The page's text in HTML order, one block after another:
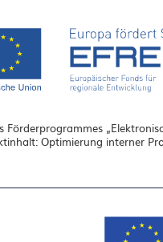
Optimierung interner